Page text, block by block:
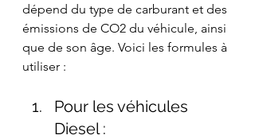
dépend du type de carburant et des
émissions de CO2 du véhicule, ainsi
que de son âge. Voici les formules à
utiliser :
Pour les véhicules
Diesel :